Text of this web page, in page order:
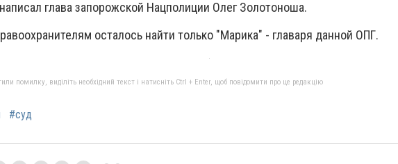
глава запорожской Нацполиции Олег Золотоноша.
осталось найти только "Марика" - главаря данной ОПГ.
помилку, виділіть необхідний текст і натисніть Ctrl + Enter, щоб повідомити про це редакцію
#суд